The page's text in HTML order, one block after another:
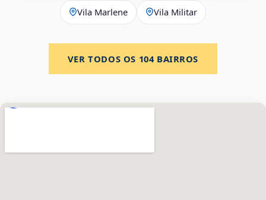
Vila Marlene Vila Militar
VER TODOS OS 104BAIRROS